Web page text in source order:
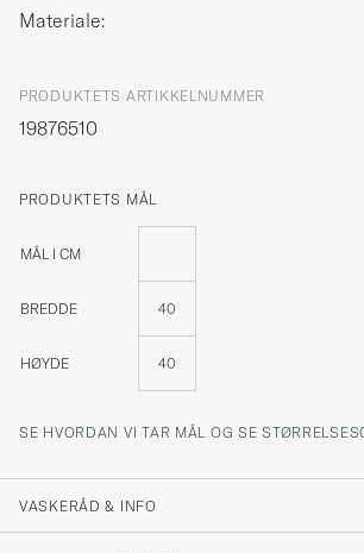
Materiale:
PRODUKTETS ARTIKKELNUMMER
19876510
PRODUKTETS MÅL
MÅL I CM
BREDDE 40
HØYDE 40
SE HVORDAN VI TAR MÅL OG SE
VASKERÅD & INFO